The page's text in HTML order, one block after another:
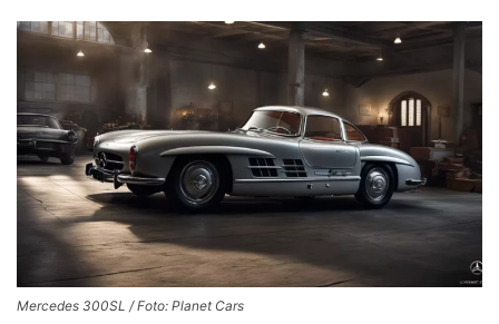
Mercedes 300SL / Foto: Planet Cars